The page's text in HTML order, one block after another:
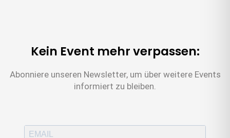
Kein Event mehr verpassen:
Abonniere unseren Newsletter, um über weitere Events
informiert zu bleiben.